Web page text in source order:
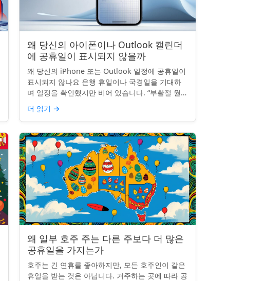
왜 당신의 아이폰이나 Outlook 캘린더
에 공휴일이 표시되지 않을까
왜 당신의 iPhone 또는 Outlook 일정에 공휴일이
표시되지 않나요 은행 휴일이나 국경일을 기대하
며 일정을 확인했지만 비어 있습니다. “부활절 월요
일”, “노동절”, “독립기념일”이 보이지 않네요.
iPhon...
더 읽기 →
왜 일부 호주 주는 다른 주보다 더 많은
공휴일을 가지는가
호주는 긴 연휴를 좋아하지만, 모든 호주인이 같은
휴일을 받는 것은 아닙니다. 거주하는 곳에 따라 공